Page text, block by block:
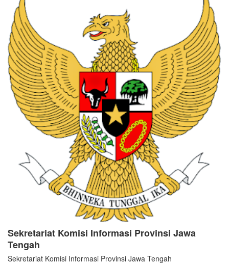
Sekretariat Komisi Informasi Provinsi Jawa
Tengah
Sekretariat Komisi Informasi Provinsi Jawa Tengah